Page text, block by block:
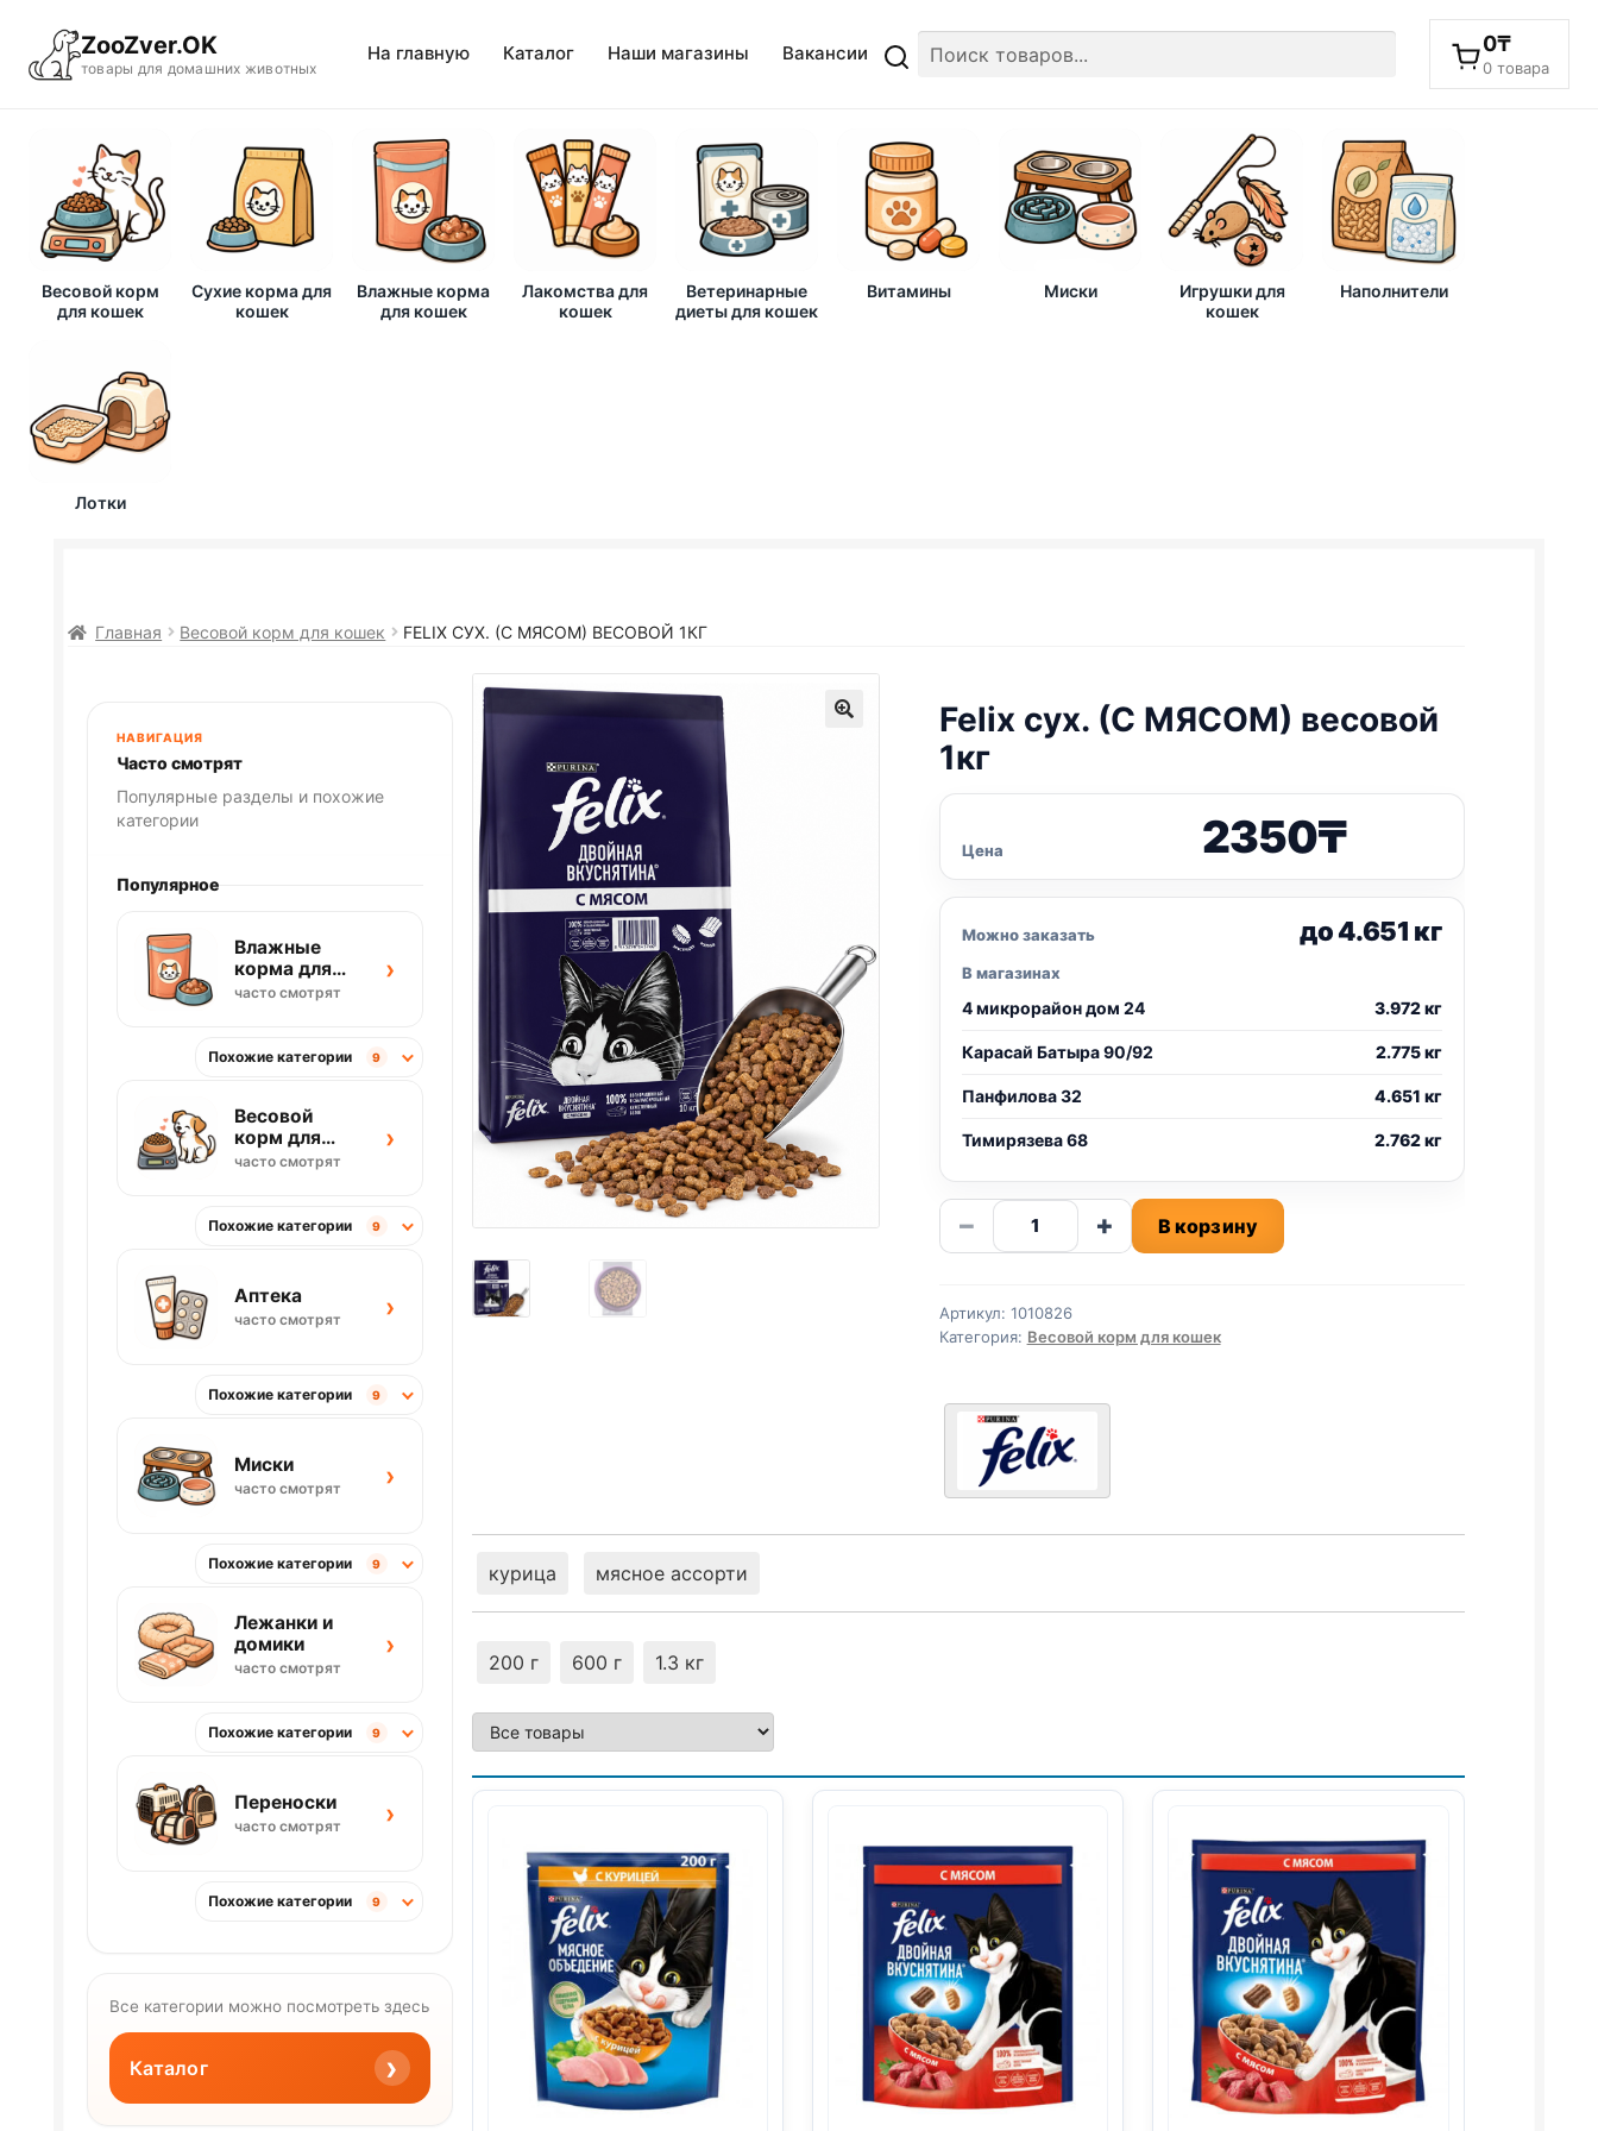
ZooZver.OK
товары для домашних животных
На главную Каталог Наши магазины Вакансии 0₸
0 товара
Весовой корм
для кошек
Сухие корма для
кошек
Влажные корма
для кошек
Лакомства для
кошек
Ветеринарные
диеты для кошек
Витамины Миски
Игрушки для
кошек
Наполнители
Лотки
Главная Весовой корм для кошек FELIXСУХ. (С МЯСОМ) ВЕСОВОЙ 1КГ
Felix сух. (С МЯСОМ) весовой
1кг
Цена 2350₸
Можно заказать до 4.651 кг
В магазинах
4 микрорайон дом 24 3.972 кг
Карасай Батыра 90/92 2.775 кг
Панфилова 32 4.651 кг
Тимирязева 68 2.762 кг
−
Количество
товара
(С
1кг
+ В корзину
Артикул: 1010826
Категория: Весовой корм для кошек
курица мясное ассорти
200 г 600 г 1.3 кг
НАВИГАЦИЯ
Часто смотрят
Популярные разделы и похожие
категории
Популярное
Влажные
корма для
кошек
часто смотрят
›
Похожие категории 9
Весовой
корм для
собак
часто смотрят
›
Похожие категории 9
Аптека
часто смотрят ›
Похожие категории 9
Миски
часто смотрят ›
Похожие категории 9
Лежанки и
домики
часто смотрят
›
Похожие категории 9
Переноски
часто смотрят ›
Похожие категории 9
Все категории можно посмотреть здесь
Каталог ›